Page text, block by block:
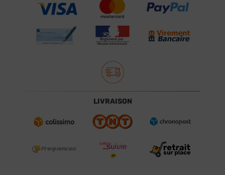
LIVRAISON